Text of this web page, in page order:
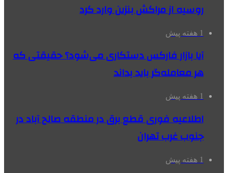
روسیه از مراکش بنزین وارد کرد
1 هفته پیش
آیا بازار فارکس دستکاری می‌شود؟ حقیقتی که
هر معامله‌گر باید بداند
1 هفته پیش
اطلاعیه فوری قطع برق در منطقه صالح آباد در
جنوب غرب تهران
1 هفته پیش